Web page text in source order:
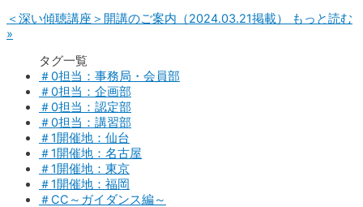
＜深い傾聴講座＞開講のご案内（2024.03.21掲載）
もっと読む
»
タグ一覧
＃0担当：事務局・会員部
＃0担当：企画部
＃0担当：認定部
＃0担当：講習部
＃1開催地：仙台
＃1開催地：名古屋
＃1開催地：東京
＃1開催地：福岡
＃CC～ガイダンス編～